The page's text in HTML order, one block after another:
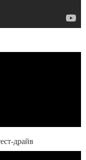
драйв